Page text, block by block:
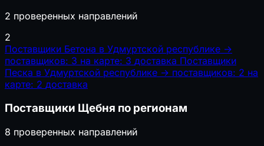
2 проверенных направлений
2
Поставщики Бетона в Удмуртской республике →
поставщиков: 3 на карте: 3 доставка Поставщики
Песка в Удмуртской республике → поставщиков: 2 на
карте: 2 доставка
Поставщики Щебня по регионам
8 проверенных направлений